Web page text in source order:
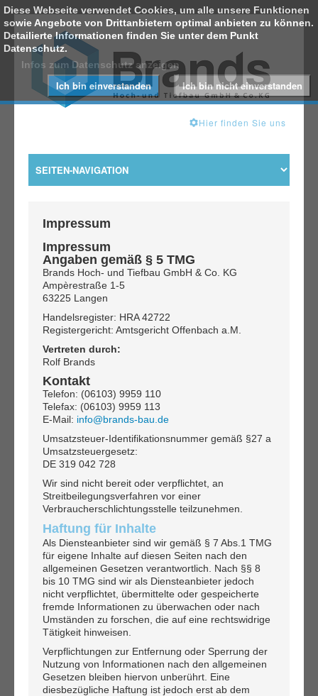
Hier finden Sie uns
Impressum
Impressum
Angaben gemäß § 5 TMG
Brands Hoch- und Tiefbau GmbH & Co. KG
Ampèrestraße 1-5
63225 Langen
Handelsregister: HRA 42722
Registergericht: Amtsgericht Offenbach a.M.
Vertreten durch:
Rolf Brands
Kontakt
Telefon: (06103) 9959 110
Telefax: (06103) 9959 113
E-Mail: info@brands-bau.de
Umsatzsteuer-Identifikationsnummer gemäß §27 a
Umsatzsteuergesetz:
DE 319 042 728
Wir sind nicht bereit oder verpflichtet, an
Streitbeilegungsverfahren vor einer
Verbraucherschlichtungsstelle teilzunehmen.
Haftung für Inhalte
Als Diensteanbieter sind wir gemäß § 7 Abs.1 TMG
für eigene Inhalte auf diesen Seiten nach den
allgemeinen Gesetzen verantwortlich. Nach §§ 8
bis 10 TMG sind wir als Diensteanbieter jedoch
nicht verpflichtet, übermittelte oder gespeicherte
fremde Informationen zu überwachen oder nach
Umständen zu forschen, die auf eine rechtswidrige
Tätigkeit hinweisen.
Verpflichtungen zur Entfernung oder Sperrung der
Nutzung von Informationen nach den allgemeinen
Gesetzen bleiben hiervon unberührt. Eine
diesbezügliche Haftung ist jedoch erst ab dem
Diese Webseite verwendet Cookies, um alle unsere Funktionen
sowie Angebote von Drittanbietern optimal anbieten zu können.
Detailierte Informationen finden Sie unter dem Punkt
Datenschutz.
Infos zum Datenschutz anzeigen
Ich bin nicht einverstanden
Ich bin einverstanden